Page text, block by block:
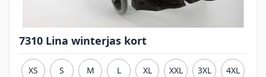
7310 Lina winterjas kort
XS S M L XL XXL 3XL 4XL